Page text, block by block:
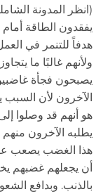
يفقدون الطاقة
هدفاً للتنمر في
ولأنهم غالبًا ما
يصبحون فجأة
الآخرون لأن السبب
هو أنهم قد وصلوا
يطلبه الآخرون
هذا الغضب يصعب
أن يجعلهم غضبهم
بالذنب. وبدافع